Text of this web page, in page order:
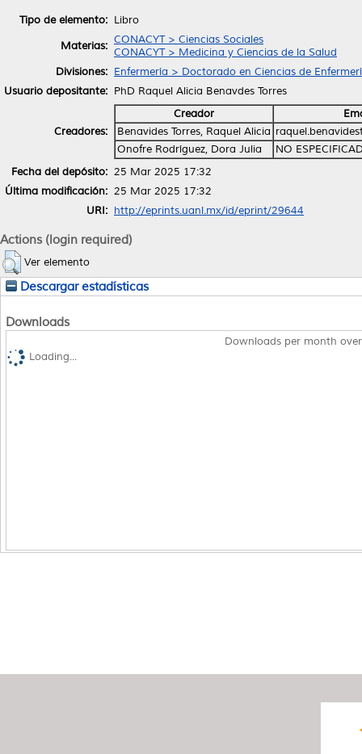
Tipo de elemento: Libro
Materias: CONACYT > Ciencias Sociales
CONACYT > Medicina y Ciencias de la Salud
Divisiones: Enfermería > Doctorado en Ciencias de
Usuario depositante: PhD Raquel Alicia Benavdes Torres
Creadores:
Creador
Benavides Torres, Raquel Alicia
Onofre Rodríguez, Dora Julia
NO
Fecha del depósito: 25 Mar 2025 17:32
Última modificación: 25 Mar 2025 17:32
URI: http://eprints.uanl.mx/id/eprint/29644
Actions (login required)
Ver elemento
Descargar estadísticas
Downloads
Downloads per month
Loading...